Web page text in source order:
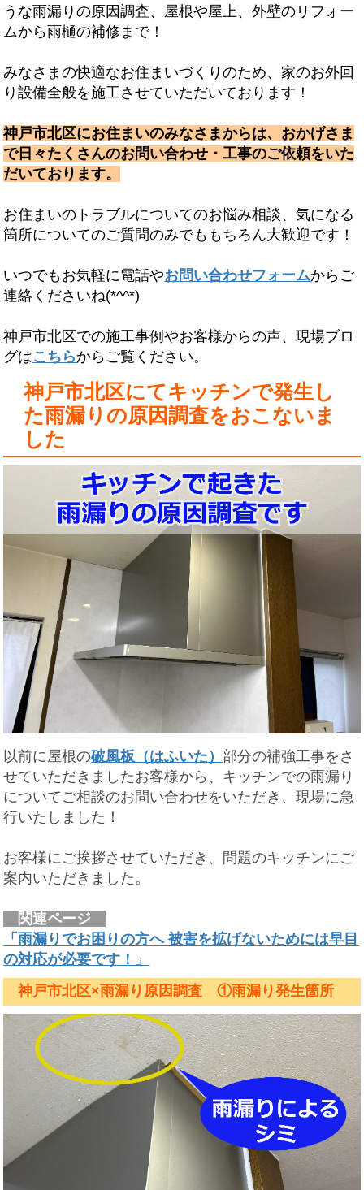
うな雨漏りの原因調査、屋根や屋上、外壁のリフォー
ムから雨樋の補修まで！
みなさまの快適なお住まいづくりのため、家のお外回
り設備全般を施工させていただいております！
神戸市北区にお住まいのみなさまからは、おかげさま
で日々たくさんのお問い合わせ・工事のご依頼をいた
だいております。
お住まいのトラブルについてのお悩み相談、気になる
箇所についてのご質問のみでももちろん大歓迎です！
いつでもお気軽に電話やお問い合わせフォームからご
連絡くださいね(*^^*)
神戸市北区での施工事例やお客様からの声、現場ブロ
グはこちらからご覧ください。
神戸市北区にてキッチンで発生し
た雨漏りの原因調査をおこないま
した
以前に屋根の破風板（はふいた）部分の補強工事をさ
せていただきましたお客様から、キッチンでの雨漏り
についてご相談のお問い合わせをいただき、現場に急
行いたしました！
お客様にご挨拶させていただき、問題のキッチンにご
案内いただきました。
関連ページ
「雨漏りでお困りの方へ 被害を拡げないためには早目
の対応が必要です！」
神戸市北区×雨漏り原因調査 ①雨漏り発生箇所